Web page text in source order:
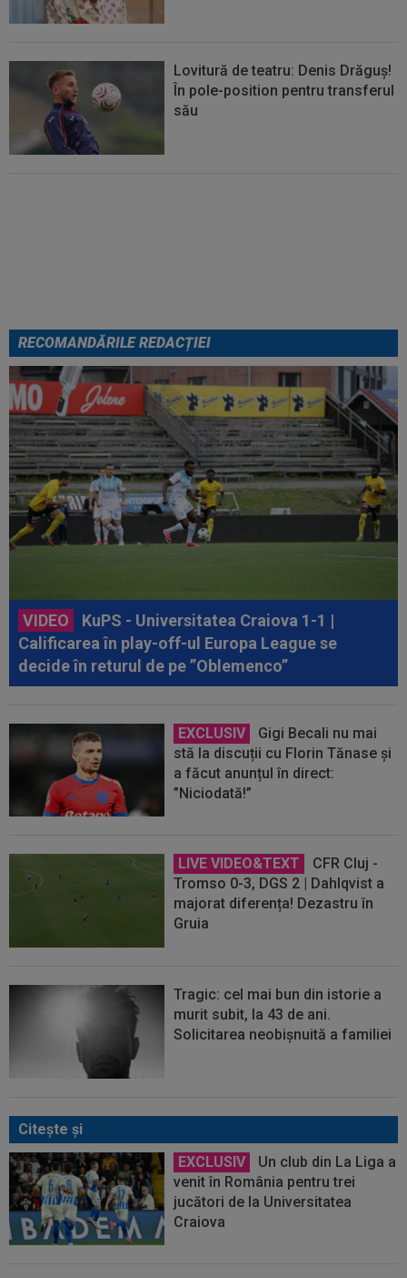
Lovitură de teatru: Denis Drăguș!
În pole-position pentru transferul
său
RECOMANDĂRILE REDACȚIEI
VIDEO
KuPS - Universitatea Craiova 1-1 |
Calificarea în play-off-ul Europa League se
decide în returul de pe ”Oblemenco”
EXCLUSIV
Gigi Becali nu mai
stă la discuții cu Florin Tănase și
a făcut anunțul în direct:
”Niciodată!”
LIVE VIDEO&TEXT
CFR Cluj -
Tromso 0-3, DGS 2 | Dahlqvist a
majorat diferența! Dezastru în
Gruia
Tragic: cel mai bun din istorie a
murit subit, la 43 de ani.
Solicitarea neobișnuită a familiei
Citeşte şi
EXCLUSIV
Un club din La Liga a
venit în România pentru trei
jucători de la Universitatea
Craiova